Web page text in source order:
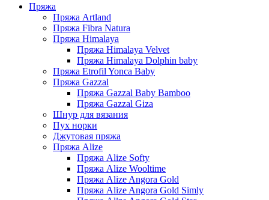
Пряжа
Пряжа Artland
Пряжа Fibra Natura
Пряжа Himalaya
Пряжа Himalaya Velvet
Пряжа Himalaya Dolphin baby
Пряжа Etrofil Yonca Baby
Пряжа Gazzal
Пряжа Gazzal Baby Bamboo
Пряжа Gazzal Giza
Шнур для вязания
Пух норки
Джутовая пряжа
Пряжа Alize
Пряжа Alize Softy
Пряжа Alize Wooltime
Пряжа Alize Angora Gold
Пряжа Alize Angora Gold Simly